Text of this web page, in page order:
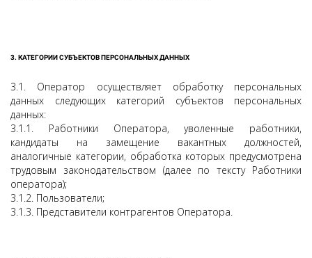
3. КАТЕГОРИИ СУБЪЕКТОВ ПЕРСОНАЛЬНЫХ ДАННЫХ
3.1. Оператор осуществляет обработку персональных
данных следующих категорий субъектов персональных
данных:
3.1.1. Работники Оператора, уволенные работники,
кандидаты на замещение вакантных должностей,
аналогичные категории, обработка которых предусмотрена
трудовым законодательством (далее по тексту Работники
оператора);
3.1.2. Пользователи;
3.1.3. Представители контрагентов Оператора.